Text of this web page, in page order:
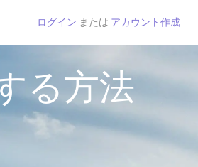
ログイン または アカウント作成
る方法